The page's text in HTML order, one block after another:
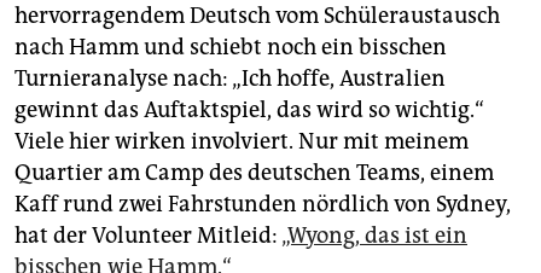
hervorragendem Deutsch vom Schüleraustausch
nach Hamm und schiebt noch ein bisschen
Turnieranalyse nach: „Ich hoffe, Australien
gewinnt das Auftaktspiel, das wird so wichtig.“
Viele hier wirken involviert. Nur mit meinem
Quartier am Camp des deutschen Teams, einem
Kaff rund zwei Fahrstunden nördlich von Sydney,
hat der Volunteer Mitleid: „Wyong, das ist ein
bisschen wie Hamm.“